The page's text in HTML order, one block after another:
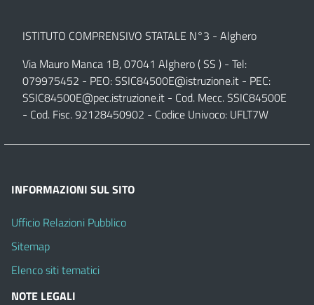
ISTITUTO COMPRENSIVO STATALE N°3 - Alghero
Via Mauro Manca 1B, 07041 Alghero ( SS ) - Tel:
079975452 - PEO:SSIC84500E@istruzione.it - PEC:
SSIC84500E@pec.istruzione.it - Cod. Mecc. SSIC84500E
- Cod. Fisc. 92128450902 - Codice Univoco: UFLT7W
INFORMAZIONI SUL SITO
Ufficio Relazioni Pubblico
Sitemap
Elenco siti tematici
NOTE LEGALI